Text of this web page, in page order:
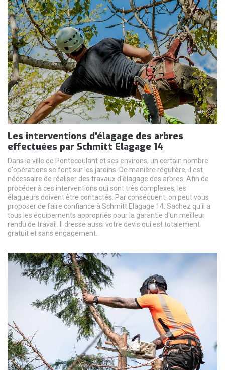
Les interventions d'élagage des arbres
effectuées par Schmitt Elagage 14
Dans la ville de Pontecoulant et ses environs, un certain nombre
d'opérations se font sur les jardins. De manière régulière, il est
nécessaire de réaliser des travaux d'élagage des arbres. Afin de
procéder à ces interventions qui sont très complexes, les
élagueurs doivent être contactés. Par conséquent, on peut vous
proposer de faire confiance à Schmitt Elagage 14. Sachez qu'il a
tous les équipements appropriés pour la garantie d'un meilleur
rendu de travail. Il dresse aussi votre devis qui est totalement
gratuit et sans engagement.